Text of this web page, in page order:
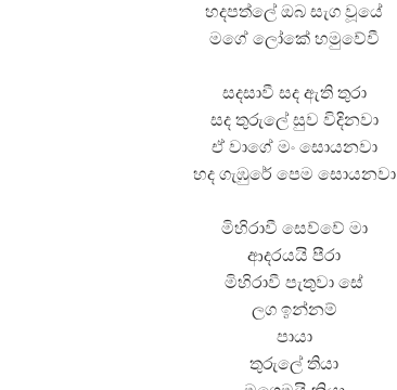
හදපත්ලේ ඔබ සැග වූයේ
මගේ ලෝකේ හමුවේවී
සදසාවී සද ඇති තුරා
සද තුරුලේ සුව විදිනවා
ඒ වාගේ මං සොයනවා
හද ගැඹුරේ පෙම සොයනවා
මිහිරාවී සෙව්වේ මා
ආදරයයි පීරා
මිහිරාවී පැතුවා සේ
ලග ඉන්නම්
පායා
තුරුලේ තියා